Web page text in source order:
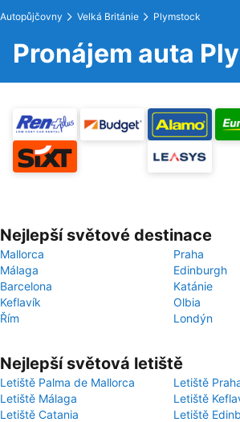
Autopůjčovny Velká Británie Plymstock
Pronájem auta
Nejlepší světové destinace
Mallorca
Praha
Málaga
Edinburgh
Barcelona
Katánie
Keflavík
Olbia
Řím
Londýn
Nejlepší světová letiště
Letiště Palma de Mallorca
Letiště
Letiště Málaga
Letiště
Letiště Catania
Letiště